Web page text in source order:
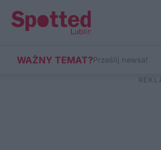
WAŻNY TEMAT?Prześlij newsa!